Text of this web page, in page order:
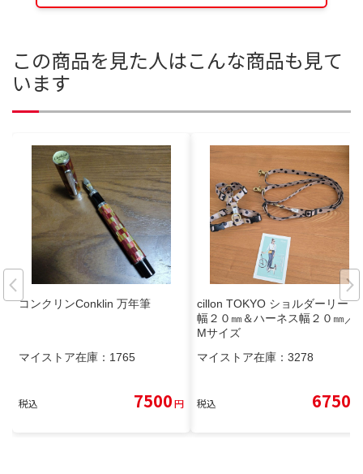
この商品を見た人はこんな商品も見て
います
コンクリンConklin 万年筆
マイストア在庫： 1765
税込 7500円
cillon TOKYO ショルダーリード
幅２０㎜＆ハーネス幅２０㎜／
Mサイズ
マイストア在庫： 3278
税込 6750